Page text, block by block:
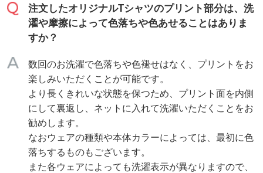
注文したオリジナルTシャツのプリント部分は、洗
濯や摩擦によって色落ちや色あせることはありま
すか？
数回のお洗濯で色落ちや色褪せはなく、プリントをお
楽しみいただくことが可能です。
より長くきれいな状態を保つため、プリント面を内側
にして裏返し、ネットに入れて洗濯いただくことをお
勧めします。
なおウェアの種類や本体カラーによっては、最初に色
落ちするものもございます。
また各ウェアによっても洗濯表示が異なりますので、